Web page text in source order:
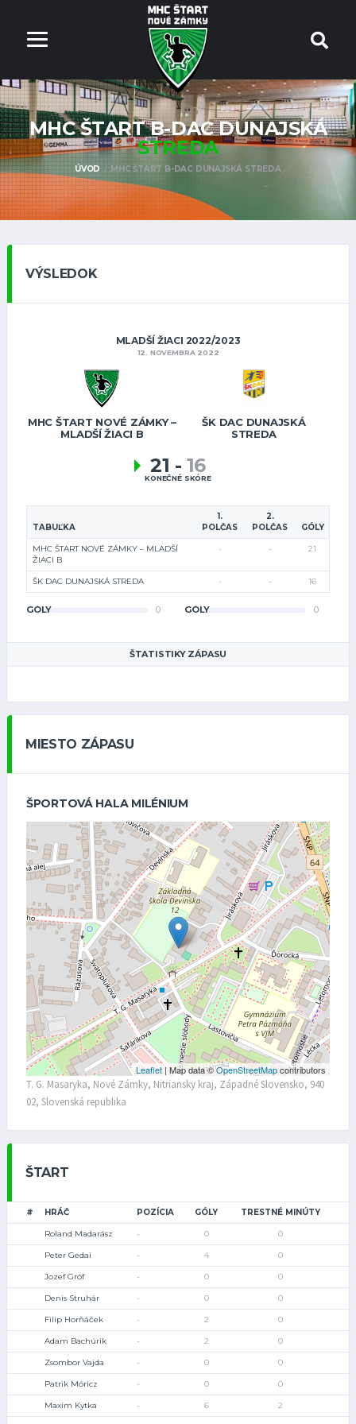
MHC ŠTART B-DAC DUNAJSKÁ
STREDA
ÚVOD MHC ŠTART B-DAC DUNAJSKÁ STREDA
VÝSLEDOK
MLADŠÍ ŽIACI 2022/2023
12. NOVEMBRA 2022
MHC ŠTART NOVÉ ZÁMKY –
MLADŠÍ ŽIACI B
ŠK DAC DUNAJSKÁ
STREDA
21 - 16
KONEČNÉ SKÓRE
TABUĽKA
1.
POLČAS
2.
POLČAS
GÓLY
MHC ŠTART NOVÉ ZÁMKY – MLADŠÍ
ŽIACI B
- - 21
ŠK DAC DUNAJSKÁ STREDA - - 16
GÓLY 0 GÓLY 0
ŠTATISTIKY ZÁPASU
MIESTO ZÁPASU
ŠPORTOVÁ HALA MILÉNIUM
Leaflet| Map data ©OpenStreetMapcontributors
T. G. Masaryka, Nové Zámky, Nitriansky kraj, Západné Slovensko, 940
02, Slovenská republika
ŠTART
# HRÁČ POZÍCIA GÓLY TRESTNÉ MINÚTY
Roland Madarász - 0 0
Peter Gedai - 4 0
Jozef Gróf - 0 0
Denis Struhár - 0 0
Filip Horňáček - 2 0
Adam Bachúrik - 2 0
Zsombor Vajda - 0 0
Patrik Móricz - 0 0
Maxim Kytka - 6 2